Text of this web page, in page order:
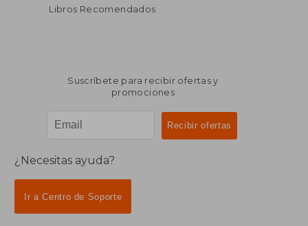
Libros Recomendados
Suscríbete para recibir ofertas y
promociones
¿Necesitas ayuda?
Ir a Centro de Soporte